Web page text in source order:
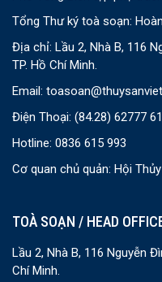
Tổng Thư ký toà soạn:
Địa chỉ: Lầu 2, Nhà B, 116
TP. Hồ Chí Minh.
Email:
Điện Thoại: (84.28) 62777
Hotline: 0836 615 993
Cơ quan chủ quản: Hội
TOÀ SOẠN / HEAD
Lầu 2, Nhà B, 116 Nguyễn
Chí Minh.